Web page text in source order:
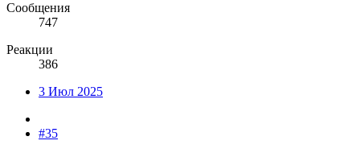
Сообщения
747
Реакции
386
3 Июл 2025
#35